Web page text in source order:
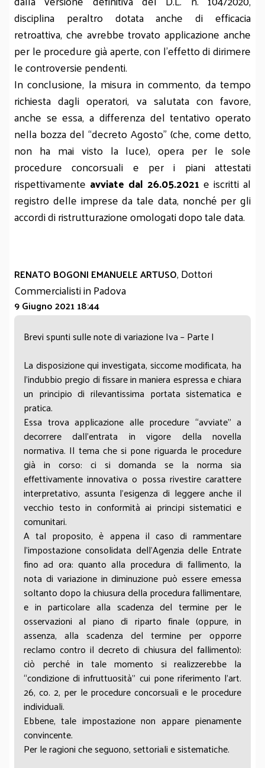
disciplina peraltro dotata anche di efficacia
retroattiva, che avrebbe trovato applicazione anche
per le procedure già aperte, con l’effetto di dirimere
le controversie pendenti.
In conclusione, la misura in commento, da tempo
richiesta dagli operatori, va salutata con favore,
anche se essa, a differenza del tentativo operato
nella bozza del “decreto Agosto” (che, come detto,
non ha mai visto la luce), opera per le sole
procedure concorsuali e per i piani attestati
rispettivamente avviate dal 26.05.2021 e iscritti al
registro delle imprese da tale data, nonché per gli
accordi di ristrutturazione omologati dopo tale data.
RENATO BOGONI EMANUELE ARTUSO, Dottori
Commercialisti in Padova
9 Giugno 2021 18:44
Brevi spunti sulle note di variazione Iva – Parte I
La disposizione qui investigata, siccome modificata, ha
l’indubbio pregio di fissare in maniera espressa e chiara
un principio di rilevantissima portata sistematica e
pratica.
Essa trova applicazione alle procedure “avviate” a
decorrere dall’entrata in vigore della novella
normativa. Il tema che si pone riguarda le procedure
già in corso: ci si domanda se la norma sia
effettivamente innovativa o possa rivestire carattere
interpretativo, assunta l’esigenza di leggere anche il
vecchio testo in conformità ai principi sistematici e
comunitari.
A tal proposito, è appena il caso di rammentare
l’impostazione consolidata dell’Agenzia delle Entrate
fino ad ora: quanto alla procedura di fallimento, la
nota di variazione in diminuzione può essere emessa
soltanto dopo la chiusura della procedura fallimentare,
e in particolare alla scadenza del termine per le
osservazioni al piano di riparto finale (oppure, in
assenza, alla scadenza del termine per opporre
reclamo contro il decreto di chiusura del fallimento):
ciò perché in tale momento si realizzerebbe la
“condizione di infruttuosità” cui pone riferimento l’art.
26, co. 2, per le procedure concorsuali e le procedure
individuali.
Ebbene, tale impostazione non appare pienamente
convincente.
Per le ragioni che seguono, settoriali e sistematiche.